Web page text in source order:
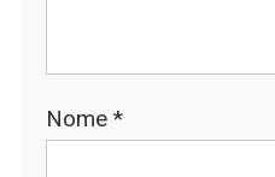
Nome *